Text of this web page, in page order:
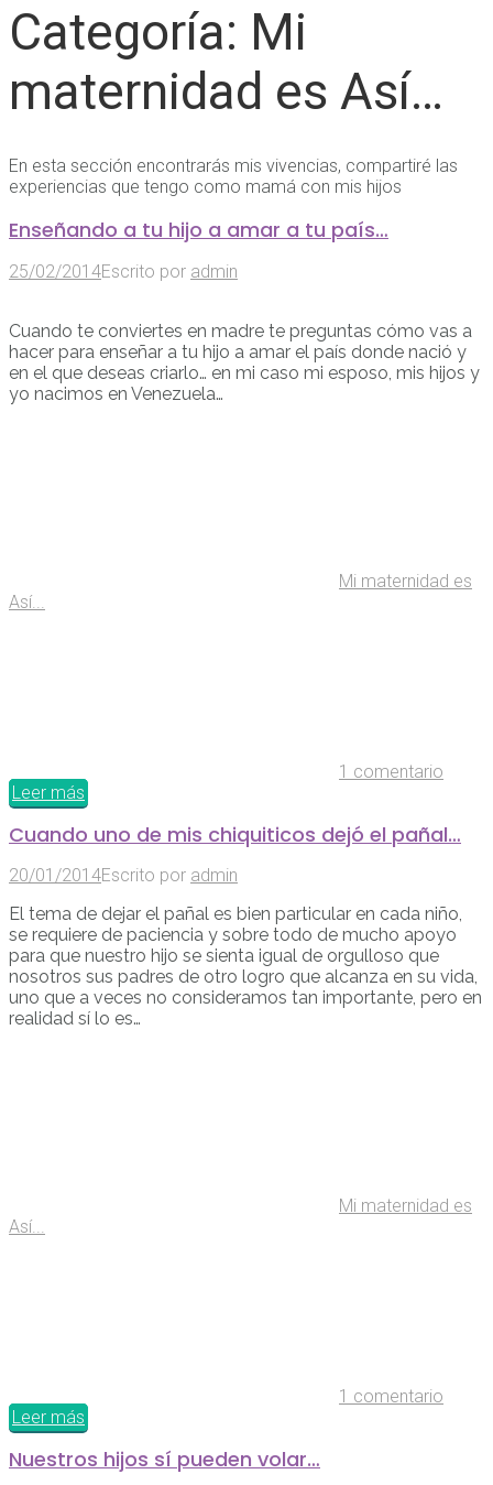
Categoría: Mi
maternidad es Así…
En esta sección encontrarás mis vivencias, compartiré las
experiencias que tengo como mamá con mis hijos
Enseñando a tu hijo a amar a tu país…
25/02/2014Escrito por admin
Cuando te conviertes en madre te preguntas cómo vas a
hacer para enseñar a tu hijo a amar el país donde nació y
en el que deseas criarlo… en mi caso mi esposo, mis hijos y
yo nacimos en Venezuela…
Mi maternidad es
Así...
1 comentario
Leer más
Cuando uno de mis chiquiticos dejó el pañal…
20/01/2014Escrito por admin
El tema de dejar el pañal es bien particular en cada niño,
se requiere de paciencia y sobre todo de mucho apoyo
para que nuestro hijo se sienta igual de orgulloso que
nosotros sus padres de otro logro que alcanza en su vida,
uno que a veces no consideramos tan importante, pero en
realidad sí lo es…
Mi maternidad es
Así...
1 comentario
Leer más
Nuestros hijos sí pueden volar…